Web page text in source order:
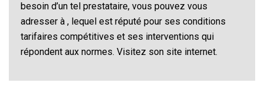
besoin d’un tel prestataire, vous pouvez vous
adresser à , lequel est réputé pour ses conditions
tarifaires compétitives et ses interventions qui
répondent aux normes. Visitez son site internet.